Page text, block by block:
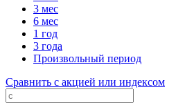
3 мес
6 мес
1 год
3 года
Произвольный период
Сравнить с акцией или индексом